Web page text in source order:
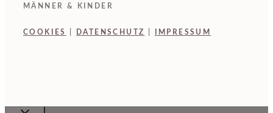
MÄNNER & KINDER
COOKIES DATENSCHUTZ IMPRESSUM